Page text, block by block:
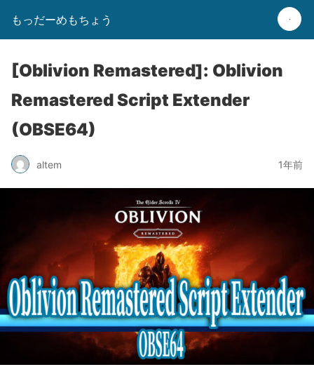
もっだーめもちょう
[Oblivion Remastered]: Oblivion
Remastered Script Extender
(OBSE64)
altem 1年前